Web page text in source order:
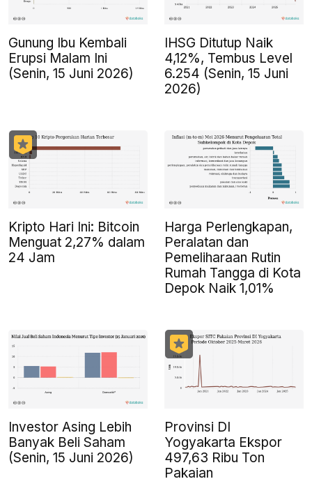
Gunung Ibu Kembali
Erupsi Malam Ini
(Senin, 15 Juni 2026)
IHSG Ditutup Naik
4,12%, Tembus Level
6.254 (Senin, 15 Juni
2026)
Kripto Hari Ini: Bitcoin
Menguat 2,27% dalam
24 Jam
Harga Perlengkapan,
Peralatan dan
Pemeliharaan Rutin
Rumah Tangga di Kota
Depok Naik 1,01%
Investor Asing Lebih
Banyak Beli Saham
(Senin, 15 Juni 2026)
Provinsi DI
Yogyakarta Ekspor
497,63 Ribu Ton
Pakaian